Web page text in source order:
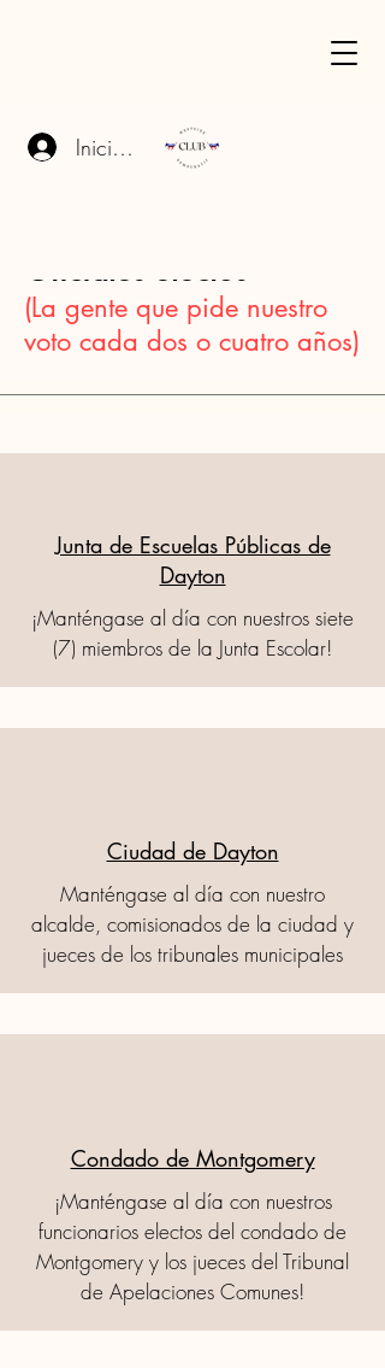
Iniciar sesión
Oficiales electos
(La gente que pide nuestro
voto cada dos o cuatro años)
Junta de Escuelas Públicas de
Dayton
¡Manténgase al día con nuestros siete
(7) miembros de la Junta Escolar!
Ciudad de Dayton
Manténgase al día con nuestro
alcalde, comisionados de la ciudad y
jueces de los tribunales municipales
Condado de Montgomery
¡Manténgase al día con nuestros
funcionarios electos del condado de
Montgomery y los jueces del Tribunal
de Apelaciones Comunes!